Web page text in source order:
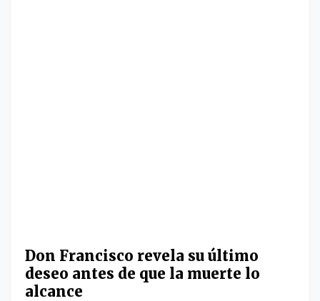
Don Francisco revela su último
deseo antes de que la muerte lo
alcance